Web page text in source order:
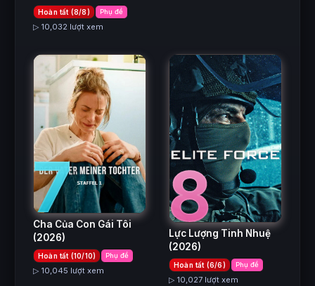
Hoàn tất (8/8) Phụ đề
▷ 10,032 lượt xem
7
Cha Của Con Gái Tôi
(2026)
Hoàn tất (10/10) Phụ đề
▷ 10,045 lượt xem
8
Lực Lượng Tinh Nhuệ
(2026)
Hoàn tất (6/6) Phụ đề
▷ 10,027 lượt xem